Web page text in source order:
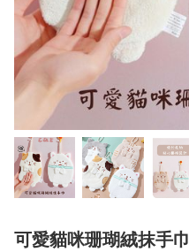
可愛貓咪珊瑚絨抹手巾